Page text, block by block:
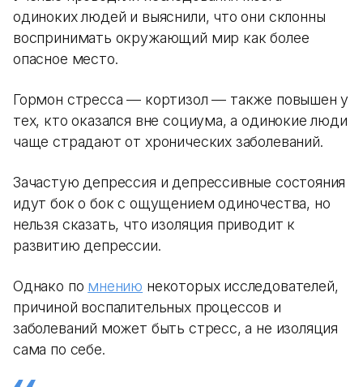
одиноких людей и выяснили, что они склонны
воспринимать окружающий мир как более
опасное место.
Гормон стресса — кортизол — также повышен у
тех, кто оказался вне социума, а одинокие люди
чаще страдают от хронических заболеваний.
Зачастую депрессия и депрессивные состояния
идут бок о бок с ощущением одиночества, но
нельзя сказать, что изоляция приводит к
развитию депрессии.
Однако по мнению некоторых исследователей,
причиной воспалительных процессов и
заболеваний может быть стресс, а не изоляция
сама по себе.